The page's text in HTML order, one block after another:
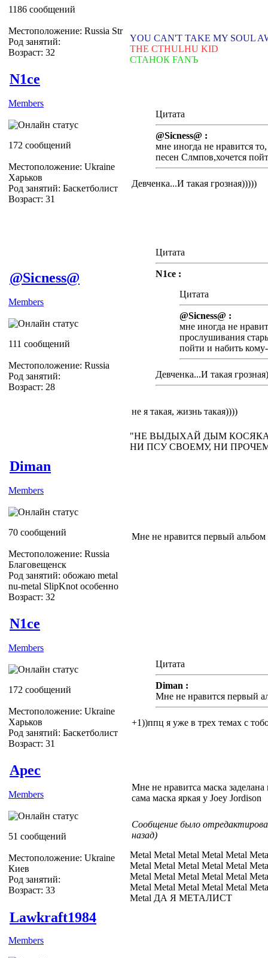
1186 сообщений
Местоположение: Russia Str
Род занятий:
Возраст: 32
YOU CAN'T TAKE MY SOUL
THE CTHULHU KID
СТАНОК FANЪ
N1ce
Members
172 сообщений
Местоположение: Ukraine
Харьков
Род занятий: Баскетболист
Возраст: 31
Цитата
@Sicness@ :
мне иногда не нравится
песен Слмпов,хочется
Девченка...И такая грозная)))))
@Sicness@
Members
111 сообщений
Местоположение: Russia
Род занятий:
Возраст: 28
Цитата
N1ce :
Цитата
@Sicness@ :
мне иногда не
прослушивания
пойти и набить
Девченка...И такая
не я такая, жизнь такая))))
"НЕ ВЫДЫХАЙ ДЫМ
НИ ПСУ СВОЕМУ, НИ
Diman
Members
70 сообщений
Местоположение: Russia
Благовещенск
Род занятий: обожаю metal
nu-metal SlipKnot особенно
Возраст: 32
Мне не нравится первый альбом
N1ce
Members
172 сообщений
Местоположение: Ukraine
Харьков
Род занятий: Баскетболист
Возраст: 31
Цитата
Diman :
Мне не нравится первый
+1))ппц я уже в трех темах с
Apec
Members
51 сообщений
Местоположение: Ukraine
Киев
Род занятий:
Возраст: 33
Мне не нравитса маска
сама маска яркая у Joey Jordison
Сообщение было
назад)
Metal Metal Metal Metal Metal
Metal Metal Metal Metal Metal
Metal Metal Metal Metal Metal
Metal Metal Metal Metal Metal
Metal ДА Я МЕТАЛИСТ
Lawkraft1984
Members